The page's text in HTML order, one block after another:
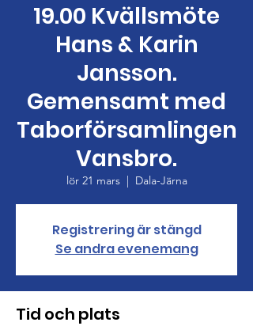
19.00 Kvällsmöte
Hans & Karin
Jansson.
Gemensamt med
Taborförsamlingen
Vansbro.
lör 21 mars
  |
Dala-Järna
Registrering är stängd
Se andra evenemang
Tid och plats